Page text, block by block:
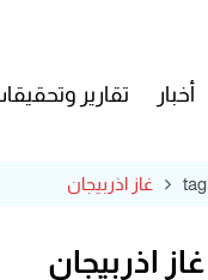
أخبار تقارير
tag غاز اذربيجان
غاز اذربيجان